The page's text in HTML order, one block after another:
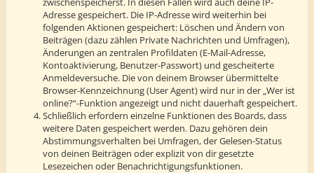
Adresse gespeichert. Die IP-Adresse wird weiterhin bei
folgenden Aktionen gespeichert: Löschen und Ändern von
Beiträgen (dazu zählen Private Nachrichten und Umfragen),
Änderungen an zentralen Profildaten (E-Mail-Adresse,
Kontoaktivierung, Benutzer-Passwort) und gescheiterte
Anmeldeversuche. Die von deinem Browser übermittelte
Browser-Kennzeichnung (User Agent) wird nur in der „Wer ist
online?“-Funktion angezeigt und nicht dauerhaft gespeichert.
Schließlich erfordern einzelne Funktionen des Boards, dass
weitere Daten gespeichert werden. Dazu gehören dein
Abstimmungsverhalten bei Umfragen, der Gelesen-Status
von deinen Beiträgen oder explizit von dir gesetzte
Lesezeichen oder Benachrichtigungsfunktionen.